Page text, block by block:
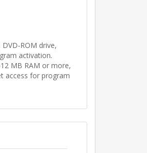
ROM drive,
activation.
MB RAM or more,
access for program